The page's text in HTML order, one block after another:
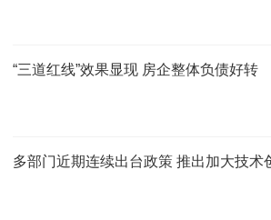
“三道红线”效果显现 房企整体负债好转
多部门近期连续出台政策 推出加大技术